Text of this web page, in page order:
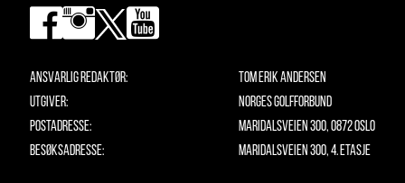
Ansvarlig redaktør:
Utgiver:
Postadresse:
Besøksadresse:
Tom Erik Andersen
Norges Golfforbund
Maridalsveien 300, 0872 Oslo
Maridalsveien 300, 4. etasje